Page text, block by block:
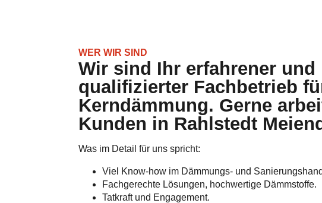
WER WIR SIND
Wir sind Ihr erfahrener und
qualifizierter Fachbetrieb
Kerndämmung. Gerne
Kunden in Rahlstedt
Was im Detail für uns spricht:
Viel Know-how im Dämmungs- und
Fachgerechte Lösungen, hochwertige Dämmstoffe.
Tatkraft und Engagement.